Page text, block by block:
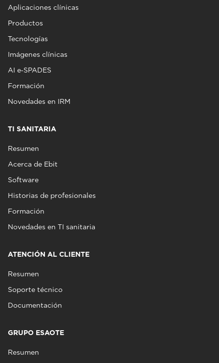
Aplicaciones clínicas
Productos
Tecnologías
Imágenes clínicas
AI e‑SPADES
Formación
Novedades en IRM
TI SANITARIA
Resumen
Acerca de Ebit
Software
Historias de profesionales
Formación
Novedades en TI sanitaria
ATENCIÓN AL CLIENTE
Resumen
Soporte técnico
Documentación
GRUPO ESAOTE
Resumen